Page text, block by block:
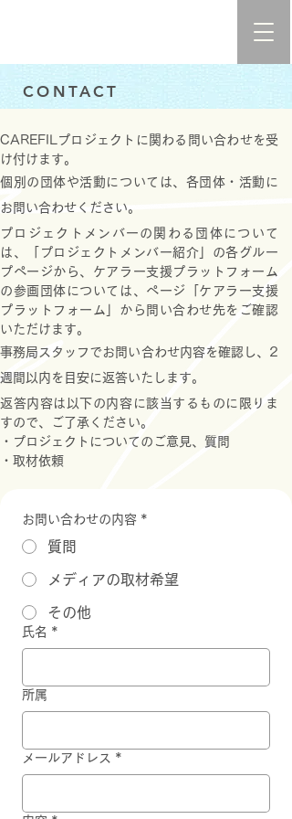
CONTACT
CAREFILプロジェクトに関わる問い合わせを受
け付けます。
個別の団体や活動については、各団体・活動に
お問い合わせください。
プロジェクトメンバーの関わる団体について
は、「プロジェクトメンバー紹介」の各グルー
プページから、ケアラー支援プラットフォーム
の参画団体については、ページ「ケアラー支援
プラットフォーム」から問い合わせ先をご確認
いただけます。
事務局スタッフでお問い合わせ内容を確認し、2
週間以内を目安に返答いたします。
返答内容は以下の内容に該当するものに限りま
すので、ご了承ください。
・プロジェクトについてのご意見、質問
・取材依頼
お問い合わせの内容 *
質問
メディアの取材希望
その他
氏名 *
所属
メールアドレス *